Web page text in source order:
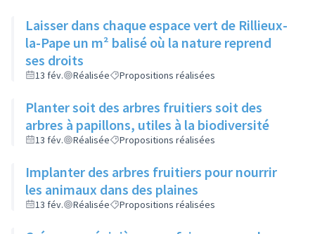
Laisser dans chaque espace vert de Rillieux-
la-Pape un m² balisé où la nature reprend
ses droits
13 fév. Réalisée Propositions réalisées
Planter soit des arbres fruitiers soit des
arbres à papillons, utiles à la biodiversité
13 fév. Réalisée Propositions réalisées
Implanter des arbres fruitiers pour nourrir
les animaux dans des plaines
13 fév. Réalisée Propositions réalisées